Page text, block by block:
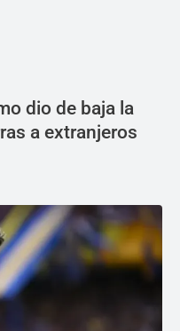
dio de baja la
a extranjeros